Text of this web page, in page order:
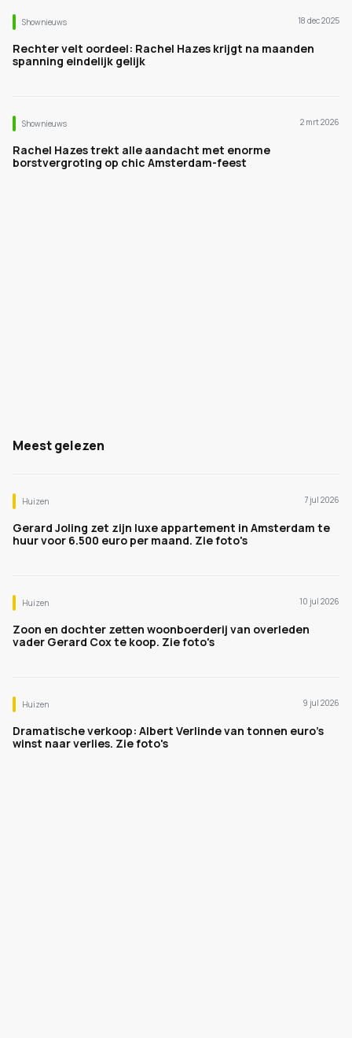
Shownieuws 18 dec 2025
Rechter velt oordeel: Rachel Hazes krijgt na maanden
spanning eindelijk gelijk
Shownieuws 2 mrt 2026
Rachel Hazes trekt alle aandacht met enorme
borstvergroting op chic Amsterdam-feest
Meest gelezen
Huizen 7 jul 2026
Gerard Joling zet zijn luxe appartement in Amsterdam te
huur voor 6.500 euro per maand. Zie foto's
Huizen 10 jul 2026
Zoon en dochter zetten woonboerderij van overleden
vader Gerard Cox te koop. Zie foto's
Huizen 9 jul 2026
Dramatische verkoop: Albert Verlinde van tonnen euro's
winst naar verlies. Zie foto's